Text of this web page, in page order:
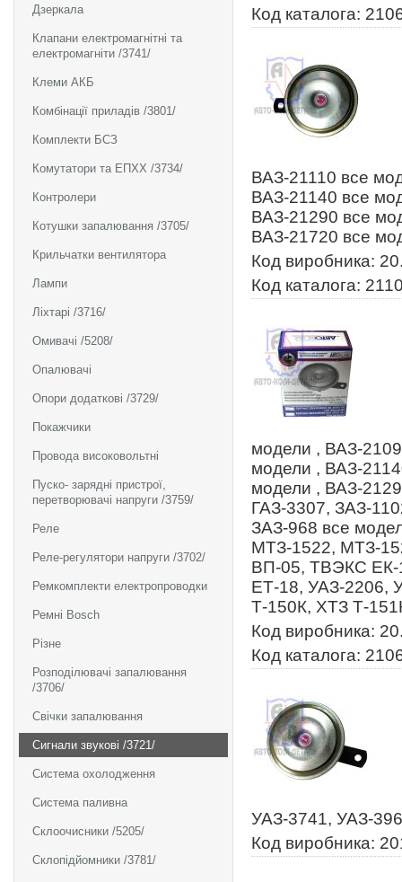
Дзеркала
Клапани електромагнітні та
електромагніти /3741/
Клеми АКБ
Комбінації приладів /3801/
Комплекти БСЗ
Комутатори та ЕПХХ /3734/
Контролери
Котушки запалювання /3705/
Крильчатки вентилятора
Лампи
Ліхтарі /3716/
Омивачі /5208/
Опалювачі
Опори додаткові /3729/
Покажчики
Провода високовольтні
Пуско- зарядні пристрої,
перетворювачі напруги /3759/
Реле
Реле-регулятори напруги /3702/
Ремкомплекти електропроводки
Ремні Bosch
Різне
Розподілювачі запалювання
/3706/
Свічки запалювання
Сигнали звукові /3721/
Система охолодження
Система паливна
Склоочисники /5205/
Склопідйомники /3781/
Код каталога:
ВАЗ-21110 все
ВАЗ-21140 все
ВАЗ-21290 все
ВАЗ-21720 все
Код виробника:
Код каталога:
модели , ВАЗ-
модели , ВАЗ-
модели , ВАЗ-
ГАЗ-3307, ЗАЗ-
ЗАЗ-968 все
МТЗ-1522, МТЗ-
ВП-05, ТВЭКС
ЕТ-18, УАЗ-2206,
Т-150К, ХТЗ Т-
Код виробника:
Код каталога:
УАЗ-3741, УАЗ-
Код виробника: